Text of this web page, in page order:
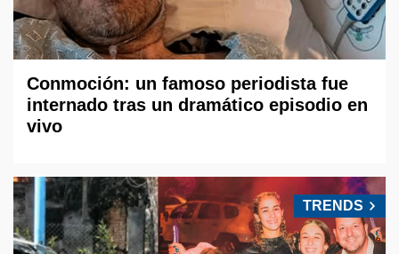
Conmoción: un famoso periodista fue
internado tras un dramático episodio en
vivo
TRENDS